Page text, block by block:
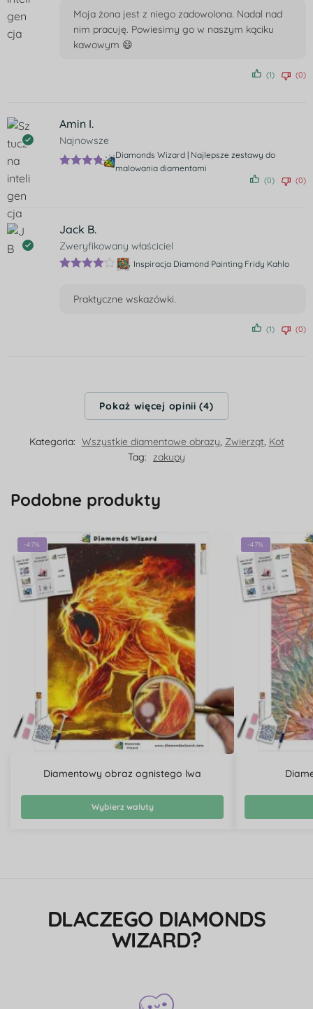
Moja żona jest z niego zadowolona. Nadal nad
nim pracuję. Powiesimy go w naszym kąciku
kawowym 😄
(1) (0)
Amin I.
Najnowsze
Diamonds Wizard | Najlepsze zestawy do
malowania diamentami
(0) (0)
Jack B.
Zweryfikowany właściciel
Inspiracja Diamond Painting Fridy Kahlo
Praktyczne wskazówki.
(1) (0)
Pokaż więcej opinii (4)
Kategoria: Wszystkie diamentowe obrazy, Zwierząt, Kot
Tag: zakupy
Podobne produkty
-47%
Diamentowy obraz ognistego lwa
Wybierz waluty
-47%
DLACZEGO DIAMONDS
WIZARD?